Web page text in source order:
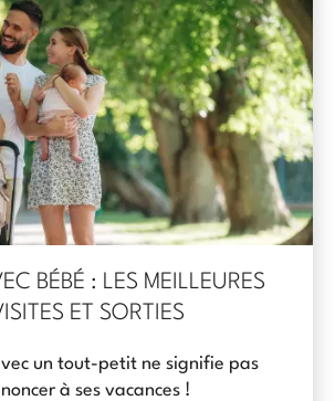
BÉBÉ : LES MEILLEURES
ET SORTIES
un tout-petit ne signifie pas
à ses vacances !